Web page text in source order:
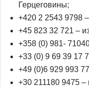
Герцеговины;
+420 2 2543 9798
+45 823 32 721 –
+358 (0) 981-
+33 (0) 9 69 39 17
+49 (0)6 929 993
+30 211180 9475 –